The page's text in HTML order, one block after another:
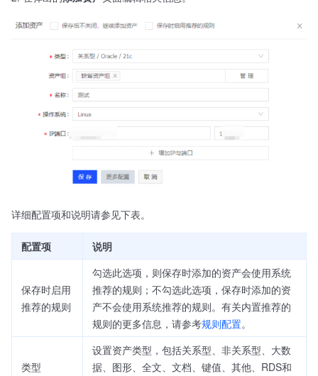
详细配置项和说明请参见下表。
配置项 说明
保存时启用
推荐的规则
勾选此选项，则保存时添加的资产会使用系统
推荐的规则；不勾选此选项，保存时添加的资
产不会使用系统推荐的规则。有关内置推荐的
规则的更多信息，请参考规则配置。
类型
设置资产类型，包括关系型、非关系型、大数
据、图形、全文、文档、键值、其他、RDS和